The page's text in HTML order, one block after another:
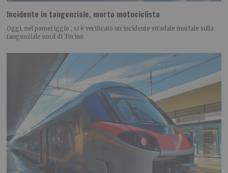
Incidente in tangenziale, morto motociclista
Oggi, nel pomeriggio , si è verificato un incidente stradale mortale sulla
tangenziale nord di Torino.